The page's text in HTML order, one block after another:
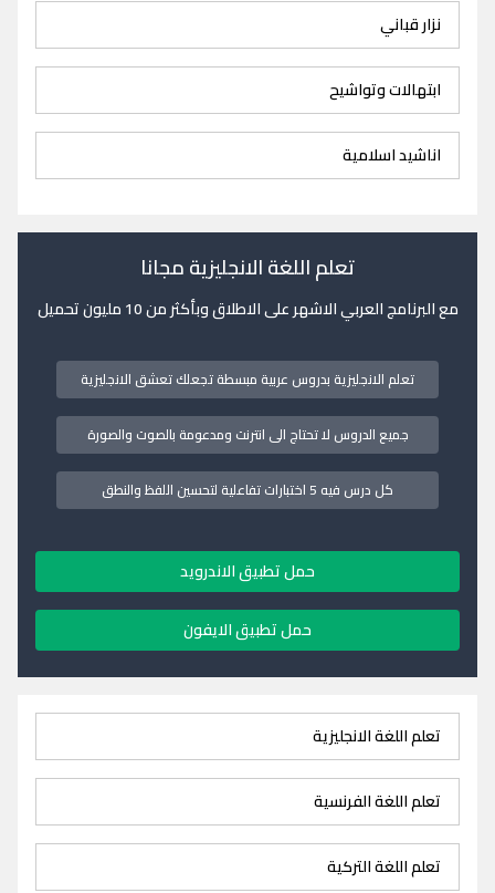
نزار قباني
ابتهالات وتواشيح
اناشيد اسلامية
تعلم اللغة الانجليزية مجانا
مع البرنامج العربي الاشهر على الاطلاق وبأكثر من 10 مليون تحميل
تعلم الانجليزية بدروس عربية مبسطة تجعلك تعشق الانجليزية
جميع الدروس لا تحتاج الى انترنت ومدعومة بالصوت والصورة
كل درس فيه 5 اختبارات تفاعلية لتحسين اللفظ والنطق
حمل تطبيق الاندرويد
حمل تطبيق الايفون
تعلم اللغة الانجليزية
تعلم اللغة الفرنسية
تعلم اللغة التركية